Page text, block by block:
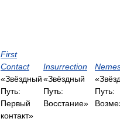
First
Contact
«Звёздный
Путь:
Первый
контакт»
Insurrection
«Звёздный
Путь:
Восстание»
Путь: